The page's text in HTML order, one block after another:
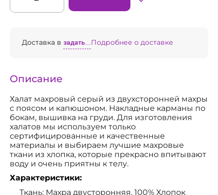
Доставка в задать...Подробнее о доставке
Описание
Халат махровый серый из двухсторонней махры
с поясом и капюшоном. Накладные карманы по
бокам, вышивка на груди. Для изготовления
халатов мы используем только
сертифицированные и качественные
материалы и выбираем лучшие махровые
ткани из хлопка, которые прекрасно впитывают
воду и очень приятны к телу.
Характеристики:
Ткань: Махра двусторонняя, 100% Хлопок